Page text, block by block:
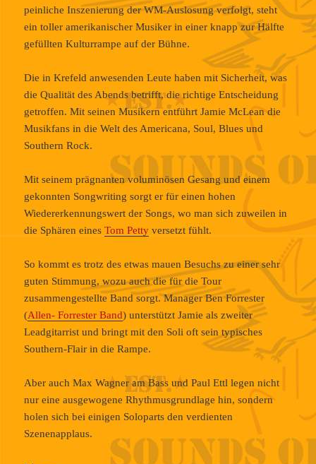
peinliche Inszenierung der WM-Auslosung verfolgt, steht
ein toller amerikanischer Musiker in einer knapp zur Hälfte
gefüllten Kulturrampe auf der Bühne.
Die in Krefeld anwesenden Leute haben mit Sicherheit, was
die Qualität des Abends betrifft, die richtige Entscheidung
getroffen. Mit seinen Musikern entführt Jamie McLean die
Musikfans in die Welt des Americana, Soul, Blues und
Southern Rock.
Mit seinem prägnanten voluminösen Gesang und einem
gekonnten Songwriting sorgt er für einen hohen
Wiedererkennungswert der Songs, wo man sich zuweilen in
die Sphären einesTom Petty versetzt fühlt.
So kommt es trotz des etwas mauen Besuchs zu einer sehr
guten Stimmung, wozu auch die für die Tour
zusammengestellte Band sorgt. Manager Ben Forrester
(Allen- Forrester Band) unterstützt Jamie als zweiter
Leadgitarrist und bringt mit den Soli oft sein typisches
Southern-Flair in die Rampe.
Aber auch Max Wagner am Bass und Paul Ettl legen nicht
nur eine ausgewogene Rhythmusgrundlage hin, sondern
holen sich bei einigen Soloparts den verdienten
Szenenapplaus.